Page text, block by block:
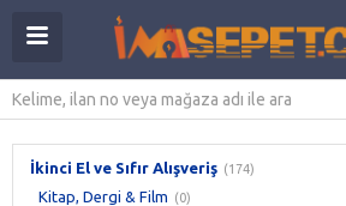
İkinci El ve Sıfır Alışveriş (174)
Kitap, Dergi & Film (0)